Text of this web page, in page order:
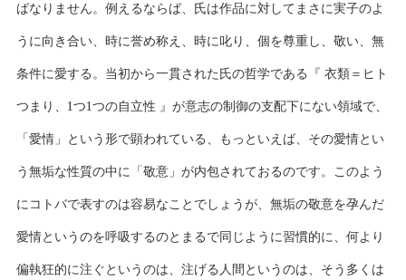
ばなりません。例えるならば、氏は作品に対してまさに実子のよ
うに向き合い、時に誉め称え、時に叱り、個を尊重し、敬い、無
条件に愛する。当初から一貫された氏の哲学である『 衣類＝ヒト
つまり、1つ1つの自立性 』が意志の制御の支配下にない領域で、
「愛情」という形で顕われている、もっといえば、その愛情とい
う無垢な性質の中に「敬意」が内包されておるのです。このよう
にコトバで表すのは容易なことでしょうが、無垢の敬意を孕んだ
愛情というのを呼吸するのとまるで同じように習慣的に、何より
偏執狂的に注ぐというのは、注げる人間というのは、そう多くは